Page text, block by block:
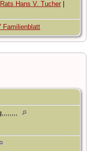
Hans V. Tucher
Familienblatt